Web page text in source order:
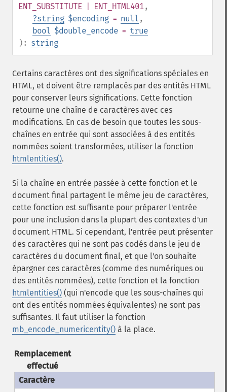
ENT_SUBSTITUTE | ENT_HTML401,
?string $encoding = null ,
bool $double_encode = true
): string
Certains caractères ont des significations spéciales en
HTML, et doivent être remplacés par des entités HTML
pour conserver leurs significations. Cette fonction
retourne une chaîne de caractères avec ces
modifications. En cas de besoin que toutes les sous-
chaînes en entrée qui sont associées à des entités
nommées soient transformées, utiliser la fonction
htmlentities().
Si la chaîne en entrée passée à cette fonction et le
document final partagent le même jeu de caractères,
cette fonction est suffisante pour préparer l'entrée
pour une inclusion dans la plupart des contextes d'un
document HTML. Si cependant, l'entrée peut présenter
des caractères qui ne sont pas codés dans le jeu de
caractères du document final, et que l'on souhaite
épargner ces caractères (comme des numériques ou
des entités nommées), cette fonction et la fonction
htmlentities() (qui n'encode que les sous-chaînes qui
ont des entités nommées équivalentes) ne sont pas
suffisantes. Il faut utiliser la fonction
mb_encode_numericentity() à la place.
Remplacement
effectué